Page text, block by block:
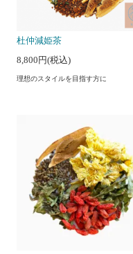
杜仲減姫茶
8,800円(税込)
理想のスタイルを目指す方に